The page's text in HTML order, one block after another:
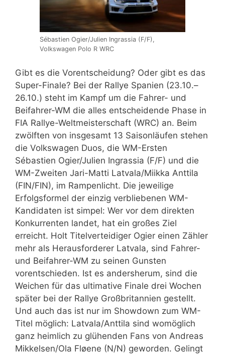
Sébastien Ogier/Julien Ingrassia (F/F),
Volkswagen Polo R WRC
Gibt es die Vorentscheidung? Oder gibt es das
Super-Finale? Bei der Rallye Spanien (23.10.–
26.10.) steht im Kampf um die Fahrer- und
Beifahrer-WM die alles entscheidende Phase in
FIA Rallye-Weltmeisterschaft (WRC) an. Beim
zwölften von insgesamt 13 Saisonläufen stehen
die Volkswagen Duos, die WM-Ersten
Sébastien Ogier/Julien Ingrassia (F/F) und die
WM-Zweiten Jari-Matti Latvala/Miikka Anttila
(FIN/FIN), im Rampenlicht. Die jeweilige
Erfolgsformel der einzig verbliebenen WM-
Kandidaten ist simpel: Wer vor dem direkten
Konkurrenten landet, hat ein großes Ziel
erreicht. Holt Titelverteidiger Ogier einen Zähler
mehr als Herausforderer Latvala, sind Fahrer-
und Beifahrer-WM zu seinen Gunsten
vorentschieden. Ist es andersherum, sind die
Weichen für das ultimative Finale drei Wochen
später bei der Rallye Großbritannien gestellt.
Und auch das ist nur im Showdown zum WM-
Titel möglich: Latvala/Anttila sind womöglich
ganz heimlich zu glühenden Fans von Andreas
Mikkelsen/Ola Fløene (N/N) geworden. Gelingt